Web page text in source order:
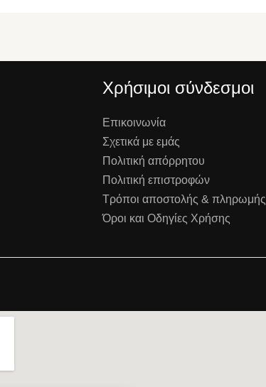
Χρήσιμοι σύνδεσμοι
Επικοινωνία
Σχετικά με εμάς
Πολιτική απόρρητου
Πολιτική επιστροφών
Τρόποι αποστολής & πληρωμής
Όροι και Οδηγίες Χρήσης